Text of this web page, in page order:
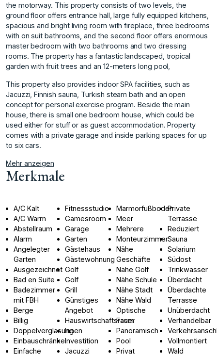
the motorway. This property consists of two levels, the
ground floor offers entrance hall, large fully equipped kitchens,
spacious and bright living room with fireplace, three bedrooms
with on suit bathrooms, and the second floor offers enormous
master bedroom with two bathrooms and two dressing
rooms. The property has a fantastic landscaped, tropical
garden with fruit trees and an 12-meters long pool,
This property also provides indoor SPA facilities, such as
Jacuzzi, Finnish sauna, Turkish steam bath and an open
concept for personal exercise program. Beside the main
house, there is small ‌one ‌bedroom ‌house, ‌which ‌could be
used ‌either ‌for stuff or ‌as ‌guest ‌accommodation. ‌Property
‌comes ‌with a ‌private garage ‌and inside parking ‌spaces ‌for ‌up
‌to ‌six ‌cars.
Mehr anzeigen
Merkmale
A/C Kalt
A/C Warm
Abstellraum
Alarm
Angelegter
Garten
Ausgezeichnet
Bad en Suite
Badezimmer
mit FBH
Berge
Billig
Doppelverglasung
Einbauschränke
Einfache
Fitnessstudio
Gamesroom
Garage
Garten
Gästehaus
Gästewohnung
Golf
Golf
Grill
Günstiges
Angebot
Hauswirtschaftsraum
Innen
Investition
Jacuzzi
Marmorfußboden
Meer
Mehrere
Monteurzimmer
Nähe
Geschäfte
Nähe Golf
Nähe Schule
Nähe Stadt
Nähe Wald
Optische
Faser
Panoramisch
Pool
Privat
Private
Terrasse
Reduziert
Sauna
Solarium
Südost
Trinkwasser
Überdacht
Überdachte
Terrasse
Unüberdacht
Verhandelbar
Vollmontiert
Wald